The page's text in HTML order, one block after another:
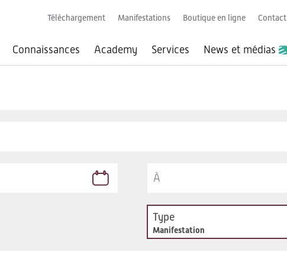
Connaissances Academy Services News et médias
Téléchargement Manifestations Boutique en ligne Contact
Type
Manifestation